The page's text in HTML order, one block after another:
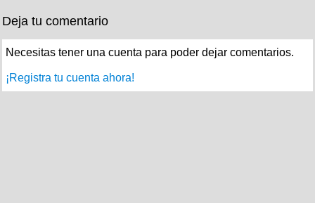
Deja tu comentario
Necesitas tener una cuenta para poder dejar comentarios.
¡Registra tu cuenta ahora!